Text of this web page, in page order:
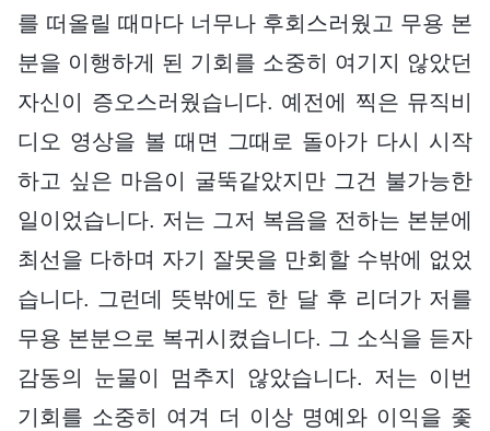
를 떠올릴 때마다 너무나 후회스러웠고 무용 본
분을 이행하게 된 기회를 소중히 여기지 않았던
자신이 증오스러웠습니다. 예전에 찍은 뮤직비
디오 영상을 볼 때면 그때로 돌아가 다시 시작
하고 싶은 마음이 굴뚝같았지만 그건 불가능한
일이었습니다. 저는 그저 복음을 전하는 본분에
최선을 다하며 자기 잘못을 만회할 수밖에 없었
습니다. 그런데 뜻밖에도 한 달 후 리더가 저를
무용 본분으로 복귀시켰습니다. 그 소식을 듣자
감동의 눈물이 멈추지 않았습니다. 저는 이번
기회를 소중히 여겨 더 이상 명예와 이익을 좇